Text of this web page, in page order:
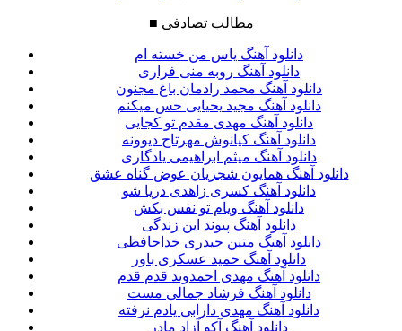
■ مطالب تصادفی
دانلود آهنگ یاس من خسته ام
دانلود آهنگ روبه منی فراری
دانلود آهنگ محمد رادمان باغ مجنون
دانلود آهنگ مجید یحیایی حس میکنم
دانلود آهنگ مهدی مقدم تو کجایی
دانلود آهنگ کیانوش مهرتاج دیوونه
دانلود آهنگ میثم ابراهیمی یادگاری
دانلود آهنگ همایون شجریان عوض گناه عشق
دانلود آهنگ کسری زاهدی دریا شو
دانلود آهنگ ویام تو نفس بکش
دانلود آهنگ پیوند این زندگی
دانلود آهنگ متین حیدری خداحافظی
دانلود آهنگ حمید عسکری باور
دانلود آهنگ مهدی احمدوند قدم قدم
دانلود آهنگ فرشاد جمالی مست
دانلود آهنگ مهدی دارابی یادم نرفته
دانلود آهنگ آکو آزاد مادر